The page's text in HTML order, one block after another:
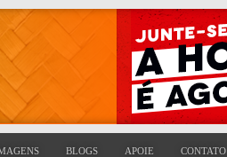
BLOGS APOIE CONTATO